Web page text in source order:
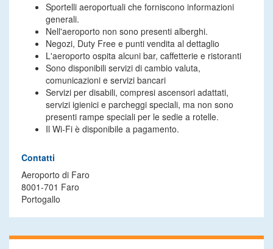
Sportelli aeroportuali che forniscono informazioni
generali.
Nell'aeroporto non sono presenti alberghi.
Negozi, Duty Free e punti vendita al dettaglio
L'aeroporto ospita alcuni bar, caffetterie e ristoranti
Sono disponibili servizi di cambio valuta,
comunicazioni e servizi bancari
Servizi per disabili, compresi ascensori adattati,
servizi igienici e parcheggi speciali, ma non sono
presenti rampe speciali per le sedie a rotelle.
Il Wi-Fi è disponibile a pagamento.
Contatti
Aeroporto di Faro
8001-701 Faro
Portogallo